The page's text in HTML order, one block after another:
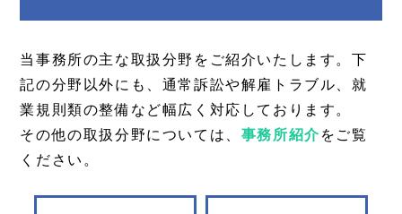
当事務所の主な取扱分野をご紹介いたします。下
記の分野以外にも、通常訴訟や解雇トラブル、就
業規則類の整備など幅広く対応しております。
その他の取扱分野については、 事務所紹介をご覧
ください。